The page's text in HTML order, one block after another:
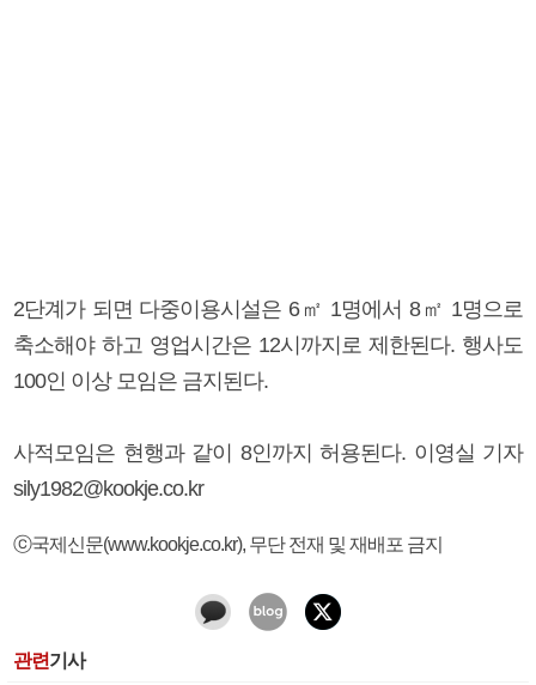
2단계가 되면 다중이용시설은 6㎡ 1명에서 8㎡ 1명으로
축소해야 하고 영업시간은 12시까지로 제한된다. 행사도
100인 이상 모임은 금지된다.
사적모임은 현행과 같이 8인까지 허용된다. 이영실 기자
sily1982@kookje.co.kr
ⓒ국제신문(www.kookje.co.kr), 무단 전재 및 재배포 금지
관련기사